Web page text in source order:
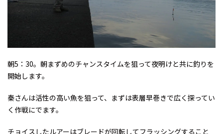
朝5：30。朝まずめのチャンスタイムを狙って夜明けと共に釣りを
開始します。
秦さんは活性の高い魚を狙って、まずは表層早巻きで広く探ってい
く作戦にでます。
チョイスしたルアーはブレードが回転してフラッシングすること